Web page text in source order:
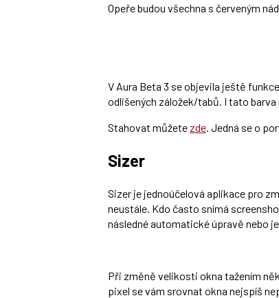
Opeře budou všechna s červeným
V Aura Beta 3 se objevila ještě
odlišených záložek/tabů. I tato
Stahovat můžete zde. Jedná se o
Sizer
Sizer je jednoúčelová aplikace pro
neustále. Kdo často snímá
následné automatické úpravě nebo
Při změně velikosti okna tažením
pixel se vám srovnat okna nejspíš